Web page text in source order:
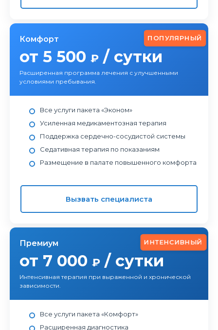
ПОПУЛЯРНЫЙ
Комфорт
от 5 500 ₽ / сутки
Расширенная программа лечения с улучшенными
условиями пребывания.
Все услуги пакета «Эконом»
Усиленная медикаментозная терапия
Поддержка сердечно-сосудистой системы
Седативная терапия по показаниям
Размещение в палате повышенного комфорта
Вызвать специалиста
ИНТЕНСИВНЫЙ
Премиум
от 7 000 ₽ / сутки
Интенсивная терапия при выраженной и хронической
зависимости.
Все услуги пакета «Комфорт»
Расширенная диагностика